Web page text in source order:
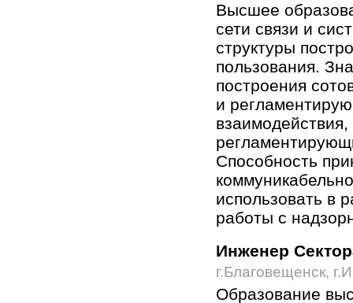
Высшее
сети связи и
структуры
пользования.
построения
и
Способность
использовать в
работы с
Инженер
г.Благовещенск,
Образование